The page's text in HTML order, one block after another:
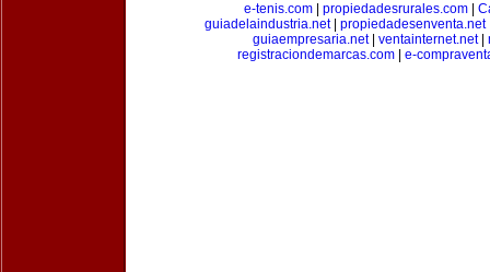
e-tenis.com
propiedadesrurales.com
guiadelaindustria.net propiedadesenventa.net
guiaempresaria.net| ventainternet.net|
registraciondemarcas.com
e-